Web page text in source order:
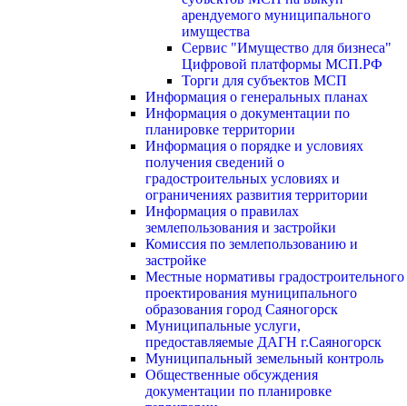
арендуемого муниципального
имущества
Сервис "Имущество для бизнеса"
Цифровой платформы МСП.РФ
Торги для субъектов МСП
Информация о генеральных планах
Информация о документации по
планировке территории
Информация о порядке и условиях
получения сведений о
градостроительных условиях и
ограничениях развития территории
Информация о правилах
землепользования и застройки
Комиссия по землепользованию и
застройке
Местные нормативы градостроительного
проектирования муниципального
образования город Саяногорск
Муниципальные услуги,
предоставляемые ДАГН г.Саяногорск
Муниципальный земельный контроль
Общественные обсуждения
документации по планировке